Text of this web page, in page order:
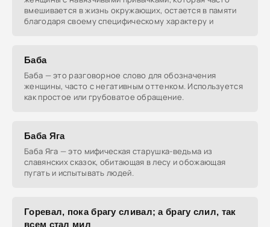
вмешивается в жизнь окружающих, остается в памяти
благодаря своему специфическому характеру и
Баба
Баба — это разговорное слово для обозначения
женщины, часто с негативным оттенком. Используется
как простое или грубоватое обращение.
Баба Яга
Баба Яга — это мифическая старушка-ведьма из
славянских сказок, обитающая в лесу и обожающая
пугать и испытывать людей.
Горевал, пока брагу сливал; а брагу слил, так
всем стал мил